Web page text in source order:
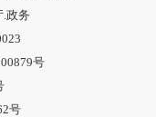
政务
号
号